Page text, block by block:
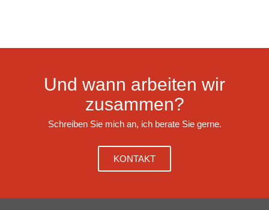
Und wann arbeiten wir
zusammen?
Schreiben Sie mich an, ich berate Sie gerne.
KONTAKT